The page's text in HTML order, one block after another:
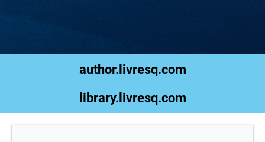
author.livresq.com
library.livresq.com